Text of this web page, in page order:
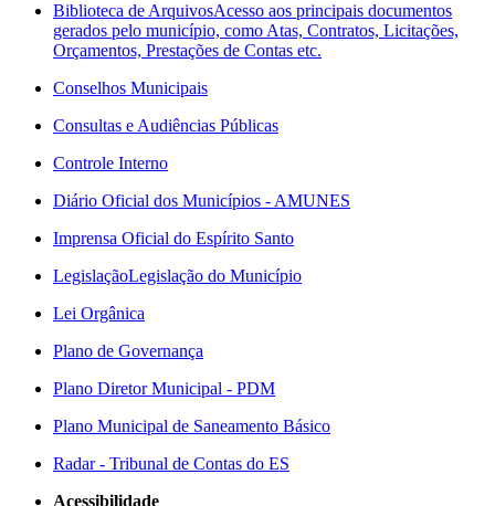
Biblioteca de ArquivosAcesso aos principais documentos
gerados pelo município, como Atas, Contratos, Licitações,
Orçamentos, Prestações de Contas etc.
Conselhos Municipais
Consultas e Audiências Públicas
Controle Interno
Diário Oficial dos Municípios - AMUNES
Imprensa Oficial do Espírito Santo
LegislaçãoLegislação do Município
Lei Orgânica
Plano de Governança
Plano Diretor Municipal - PDM
Plano Municipal de Saneamento Básico
Radar - Tribunal de Contas do ES
Acessibilidade